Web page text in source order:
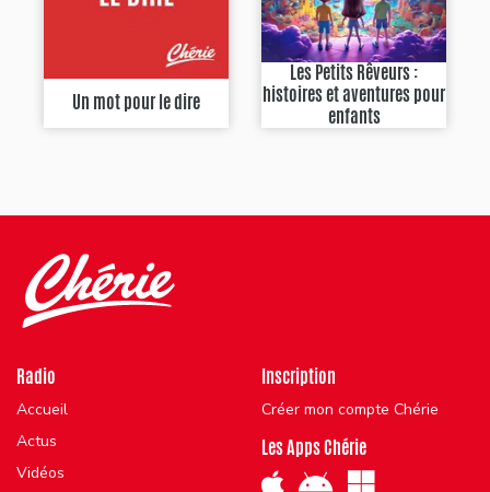
Un mot pour le dire
Les Petits Rêveurs :
histoires et aventures pour
enfants
Radio
Accueil
Actus
Vidéos
Inscription
Créer mon compte Chérie
Les Apps Chérie